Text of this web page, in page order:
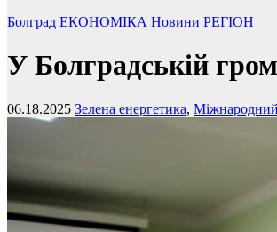
Болград ЕКОНОМІКА Новини РЕГІОН
У Болградській
06.18.2025 Зелена енергетика,